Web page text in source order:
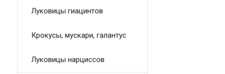
Луковицы гиацинтов
Крокусы, мускари, галантус
Луковицы нарциссов